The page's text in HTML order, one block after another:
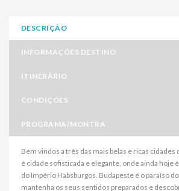
DESCRIÇÃO
INFORMAÇÕES DESTINO
ITINERÁRIO
CONDIÇÕES
PROGRAMA/MONTRA
Bem vindos a três das mais belas e ricas cidades
é cidade sofisticada e elegante, onde ainda hoje
do Império Habsburgos. Budapeste é o paraíso
mantenha os seus sentidos preparados e